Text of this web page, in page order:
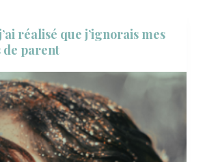
réalisé que j’ignorais mes
de parent